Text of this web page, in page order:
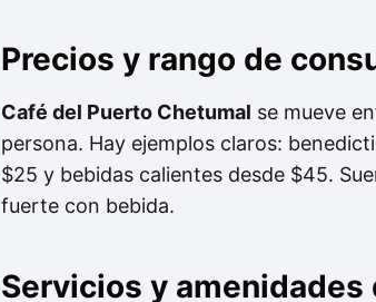
Precios y rango de
Café del Puerto Chetumal se mueve
persona. Hay ejemplos claros:
$25 y bebidas calientes desde $45.
fuerte con bebida.
Servicios y amenidades